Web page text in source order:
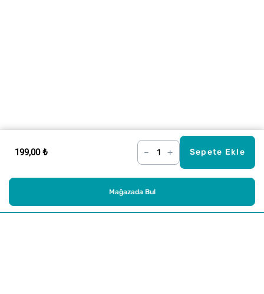
199,00 ₺ – + Sepete Ekle
Mağazada Bul